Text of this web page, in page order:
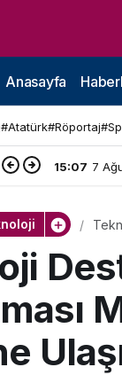
Anasayfa
#Atatürk#Röportaj
15:07 7